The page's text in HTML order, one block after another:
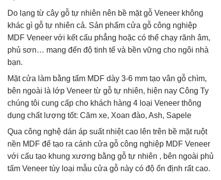
Do lạng từ cây gỗ tự nhiên nên bề mặt gỗ Veneer không
khác gì gỗ tự nhiên cả. Sản phẩm cửa gỗ công nghiệp
MDF Veneer với kết cấu phẳng hoặc có thể chạy rãnh âm,
phủ sơn… mang đến độ tinh tế và bền vững cho ngôi nhà
bạn.
Mặt cửa làm bằng tấm MDF dày 3-6 mm tạo vân gỗ chìm,
bên ngoài là lớp Veneer từ gỗ tự nhiên, hiện nay Công Ty
chúng tôi cung cấp cho khách hàng 4 loại Veneer thông
dụng chất lượng tốt: Căm xe, Xoan đào, Ash, Sapele
Qua công nghệ dán áp suất nhiệt cao lên trên bề mặt ruột
nền MDF để tạo ra cánh cửa gỗ công nghiệp MDF Veneer
với cấu tạo khung xương bằng gỗ tự nhiên , bên ngoài phủ
tấm Veneer tùy loại mẫu cửa gỗ này có độ ổn định rất cao.